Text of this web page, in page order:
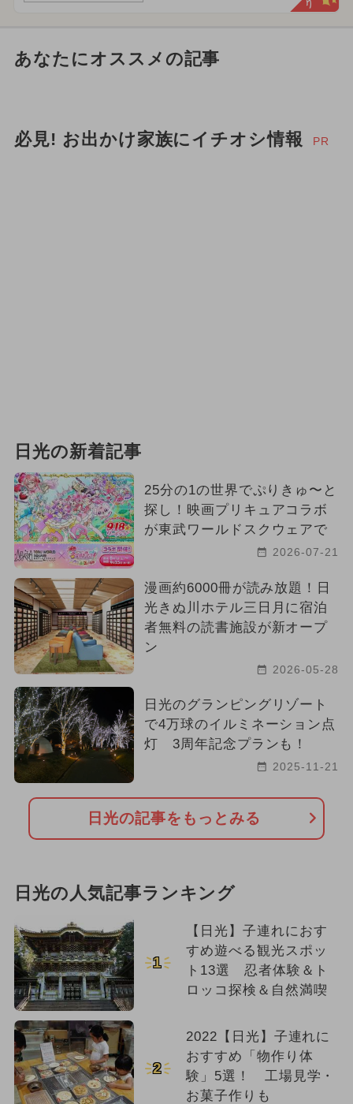
あなたにオススメの記事
必見! お出かけ家族にイチオシ情報 PR
日光の新着記事
25分の1の世界でぷりきゅ〜と
探し！映画プリキュアコラボ
が東武ワールドスクウェアで
2026-07-21
漫画約6000冊が読み放題！日
光きぬ川ホテル三日月に宿泊
者無料の読書施設が新オープ
ン
2026-05-28
日光のグランピングリゾート
で4万球のイルミネーション点
灯 3周年記念プランも！
2025-11-21
日光の記事をもっとみる
日光の人気記事ランキング
1
【日光】子連れにおす
すめ遊べる観光スポッ
ト13選 忍者体験＆ト
ロッコ探検＆自然満喫
2
2022【日光】子連れに
おすすめ「物作り体
験」5選！ 工場見学・
お菓子作りも